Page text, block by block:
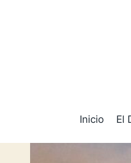
Inicio El